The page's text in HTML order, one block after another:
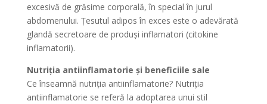
excesivă de grăsime corporală, în special în jurul
abdomenului. Țesutul adipos în exces este o adevărată
glandă secretoare de produși inflamatori (citokine
inflamatorii).
Nutriția antiinflamatorie și beneficiile sale
Ce înseamnă nutriția antiinflamatorie? Nutriția
antiinflamatorie se referă la adoptarea unui stil